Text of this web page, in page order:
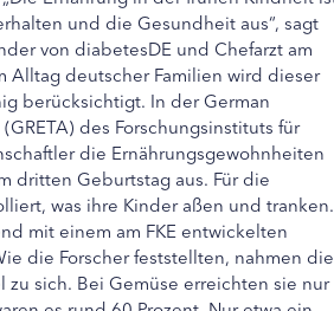
und die Gesundheit aus“, sagt
von diabetesDE und Chefarzt am
Alltag deutscher Familien wird dieser
berücksichtigt. In der German
des Forschungsinstituts für
die Ernährungsgewohnheiten
dritten Geburtstag aus. Für die
was ihre Kinder aßen und tranken.
mit einem am FKE entwickelten
die Forscher feststellten, nahmen die
sich. Bei Gemüse erreichten sie nur